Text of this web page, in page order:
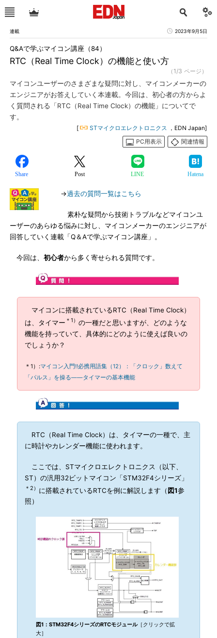
連載 2023年9月5日
RTC（Real Time Clock）の機能と使い方
Q&Aで学ぶマイコン講座（84）
（1/3 ページ）
マイコンユーザーのさまざまな疑問に対し、マイコンメーカーの
エンジニアがお答えしていく本連載。今回は、初心者の方からよ
く質問される「RTC（Real Time Clock）の機能」についてで
す。
[ STマイクロエレクトロニクス ，EDN Japan]
PC用表示
関連情報
Share Post LINE Hatena
→過去の質問一覧はこちら
素朴な疑問から技術トラブルなどマイコンユ
ーザーのあらゆる悩みに対し、マイコンメーカーのエンジニアが
回答していく連載「Q＆Aで学ぶマイコン講座」。
今回は、 初心者から多く寄せられる質問です。
マイコンに搭載されているRTC（Real Time Clock）
は、タイマー ＊1） の一種だと思いますが、どのような
機能を持っていて、具体的にどのように使えば良いの
でしょうか？
＊1）:マイコン入門!!必携用語集（12）：「クロック」数えて
「パルス」を操る――タイマーの基本機能
RTC（Real Time Clock）は、タイマーの一種で、主
に時計やカレンダー機能に使われます。
ここでは、STマイクロエレクトロニクス（以下、
ST）の汎用32ビットマイコン「STM32F4シリーズ」
＊2） に搭載されているRTCを例に解説します（図1参
照）
図1：STM32F4シリーズのRTCモジュール［クリックで拡
大］